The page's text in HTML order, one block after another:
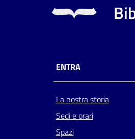
ENTRA
La nostra storia
Sedi e orari
Spazi